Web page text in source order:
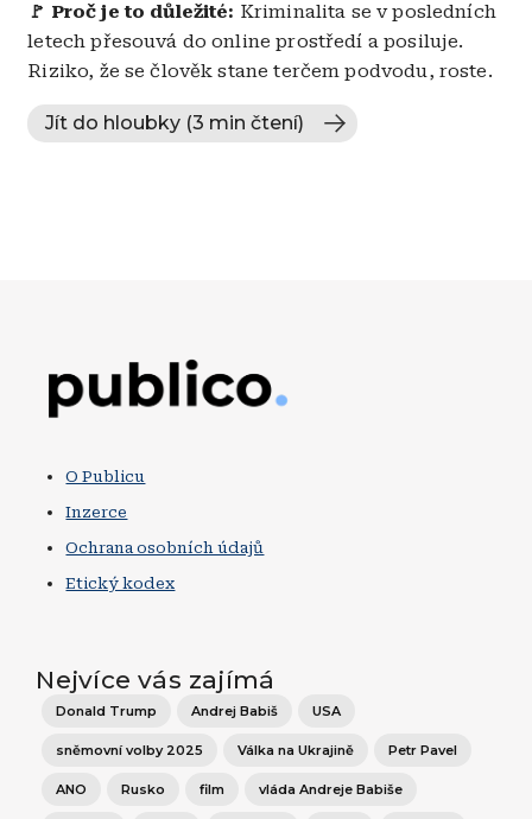
🚩 Proč je to důležité: Kriminalita se v posledních
letech přesouvá do online prostředí a posiluje.
Riziko, že se člověk stane terčem podvodu, roste.
Jít do hloubky (3 min čtení)
O Publicu
Inzerce
Ochrana osobních údajů
Etický kodex
Nejvíce vás zajímá
Donald Trump Andrej Babiš USA
sněmovní volby 2025 Válka na Ukrajině Petr Pavel
ANO Rusko film vláda Andreje Babiše